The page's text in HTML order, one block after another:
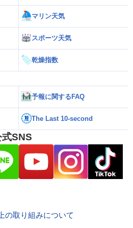
マリン天気
スポーツ天気
乾燥指数
予報に関するFAQ
The Last 10-second
SNS
の取り組みについて